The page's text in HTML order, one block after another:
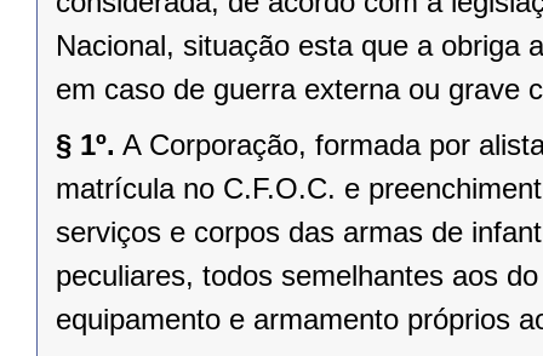
Nacional, situação esta que a obriga
em caso de guerra externa ou grave
§ 1º. A Corporação, formada por
matrícula no C.F.O.C. e
serviços e corpos das armas de
peculiares, todos semelhantes aos
equipamento e armamento próprios